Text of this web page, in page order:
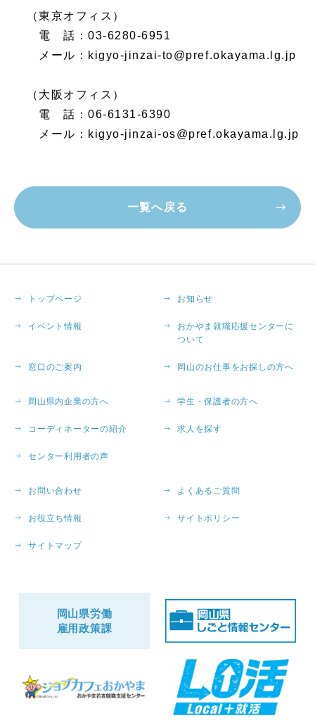
（東京オフィス）
電 話：03-6280-6951
メール：kigyo-jinzai-to@pref.okayama.lg.jp
（大阪オフィス）
電 話：06-6131-6390
メール：kigyo-jinzai-os@pref.okayama.lg.jp
一覧へ戻る
トップページ お知らせ
イベント情報
おかやま就職応援センターに
ついて
窓口のご案内 岡山のお仕事をお探しの方へ
岡山県内企業の方へ 学生・保護者の方へ
コーディネーターの紹介 求人を探す
センター利用者の声
お問い合わせ よくあるご質問
お役立ち情報 サイトポリシー
サイトマップ
岡山県労働
雇用政策課